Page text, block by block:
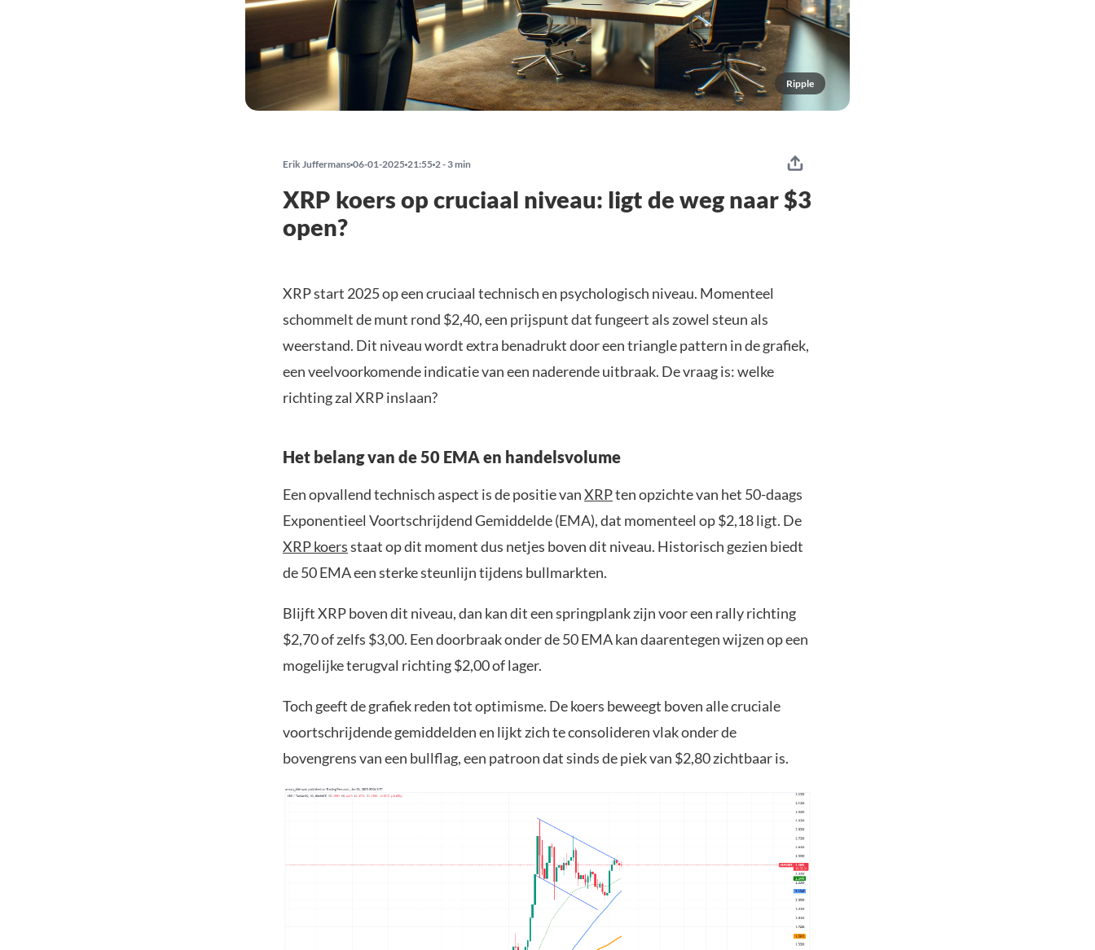
Ripple
Erik Juffermans 06-01-2025 21:55 2 - 3 min
XRP koers op cruciaal niveau: ligt de weg naar $3
open?
XRP start 2025 op een cruciaal technisch en psychologisch niveau. Momenteel
schommelt de munt rond $2,40, een prijspunt dat fungeert als zowel steun als
weerstand. Dit niveau wordt extra benadrukt door een triangle pattern in de grafiek,
een veelvoorkomende indicatie van een naderende uitbraak. De vraag is: welke
richting zal XRP inslaan?
Het belang van de 50 EMA en handelsvolume
Een opvallend technisch aspect is de positie vanXRPten opzichte van het 50-daags
Exponentieel Voortschrijdend Gemiddelde (EMA), dat momenteel op $2,18 ligt. De
XRP koersstaat op dit moment dus netjes boven dit niveau. Historisch gezien biedt
de 50 EMA een sterke steunlijn tijdens bullmarkten.
Blijft XRP boven dit niveau, dan kan dit een springplank zijn voor een rally richting
$2,70 of zelfs $3,00. Een doorbraak onder de 50 EMA kan daarentegen wijzen op een
mogelijke terugval richting $2,00 of lager.
Toch geeft de grafiek reden tot optimisme. De koers beweegt boven alle cruciale
voortschrijdende gemiddelden en lijkt zich te consolideren vlak onder de
bovengrens van een bullflag, een patroon dat sinds de piek van $2,80 zichtbaar is.